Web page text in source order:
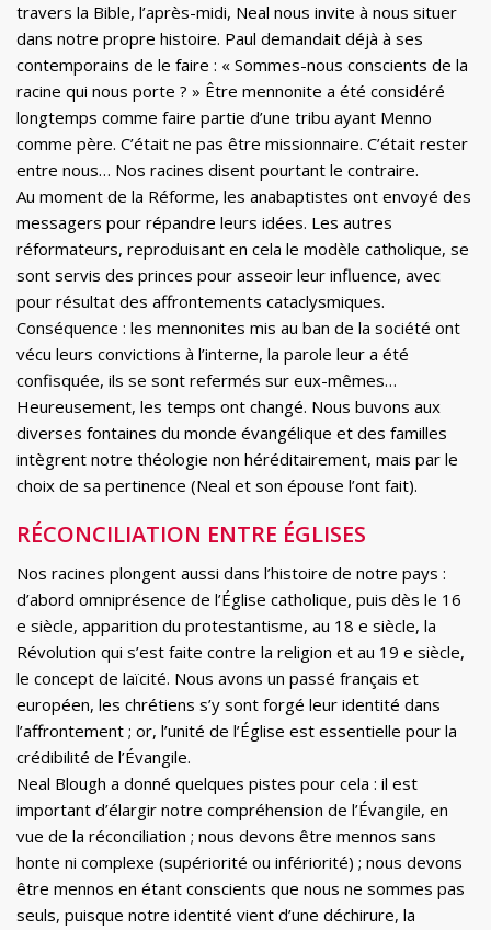
travers la Bible, l’après-midi, Neal nous invite à nous situer
dans notre propre histoire. Paul demandait déjà à ses
contemporains de le faire : « Sommes-nous conscients de la
racine qui nous porte ? » Être mennonite a été considéré
longtemps comme faire partie d’une tribu ayant Menno
comme père. C’était ne pas être missionnaire. C’était rester
entre nous… Nos racines disent pourtant le contraire.
Au moment de la Réforme, les anabaptistes ont envoyé des
messagers pour répandre leurs idées. Les autres
réformateurs, reproduisant en cela le modèle catholique, se
sont servis des princes pour asseoir leur influence, avec
pour résultat des affrontements cataclysmiques.
Conséquence : les mennonites mis au ban de la société ont
vécu leurs convictions à l’interne, la parole leur a été
confisquée, ils se sont refermés sur eux-mêmes…
Heureusement, les temps ont changé. Nous buvons aux
diverses fontaines du monde évangélique et des familles
intègrent notre théologie non héréditairement, mais par le
choix de sa pertinence (Neal et son épouse l’ont fait).
RÉCONCILIATION ENTRE ÉGLISES
Nos racines plongent aussi dans l’histoire de notre pays :
d’abord omniprésence de l’Église catholique, puis dès le 16
e siècle, apparition du protestantisme, au 18 e siècle, la
Révolution qui s’est faite contre la religion et au 19 e siècle,
le concept de laïcité. Nous avons un passé français et
européen, les chrétiens s’y sont forgé leur identité dans
l’affrontement ; or, l’unité de l’Église est essentielle pour la
crédibilité de l’Évangile.
Neal Blough a donné quelques pistes pour cela : il est
important d’élargir notre compréhension de l’Évangile, en
vue de la réconciliation ; nous devons être mennos sans
honte ni complexe (supériorité ou infériorité) ; nous devons
être mennos en étant conscients que nous ne sommes pas
seuls, puisque notre identité vient d’une déchirure, la